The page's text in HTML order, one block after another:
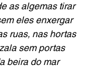
as algemas tirar
eles enxergar
ruas, nas hortas
sem portas
beira do mar